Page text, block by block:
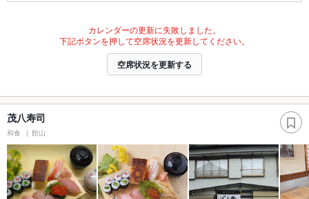
カレンダーの更新に失敗しました。
下記ボタンを押して空席状況を更新してください。
空席状況を更新する
茂八寿司
和食 館山